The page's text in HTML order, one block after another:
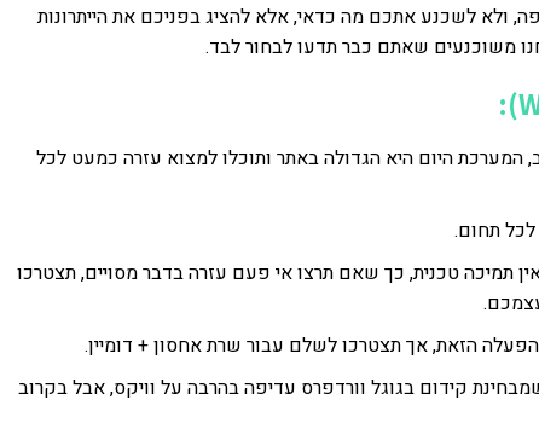
ולא לשכנע אתכם מה כדאי, אלא להציג בפניכם את הייתרונות
משוכנעים שאתם כבר תדעו לבחור לבד.
המערכת היום היא הגדולה באתר ותוכלו למצוא עזרה כמעט לכל
לכל תחום.
תמיכה טכנית, כך שאם תרצו אי פעם עזרה בדבר מסויים, תצטרכו
הזאת, אך תצטרכו לשלם עבור שרת אחסון + דומיין.
קידום בגוגל וורדפרס עדיפה בהרבה על וויקס, אבל בקרוב